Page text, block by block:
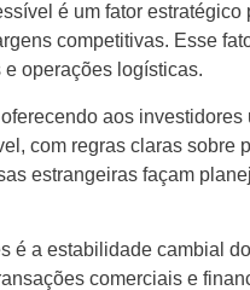
é um fator
competitivas. Esse
operações logísticas.
aos
com regras claras sobre
estrangeiras façam
é a estabilidade cambial
comerciais e